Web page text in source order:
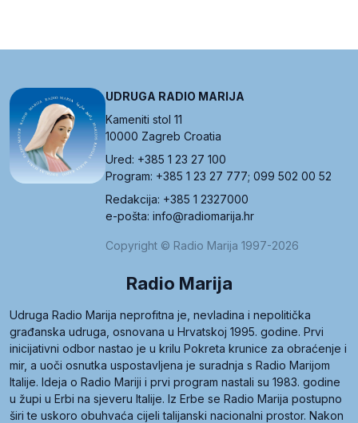
UDRUGA RADIO MARIJA
Kameniti stol 11
10000 Zagreb Croatia
Ured: +385 1 23 27 100
Program: +385 1 23 27 777; 099 502 00 52
Redakcija: +385 1 2327000
e-pošta: info@radiomarija.hr
Copyright © Radio Marija 1997-2026
Radio Marija
Udruga Radio Marija neprofitna je, nevladina i nepolitička
građanska udruga, osnovana u Hrvatskoj 1995. godine. Prvi
inicijativni odbor nastao je u krilu Pokreta krunice za obraćenje i
mir, a uoči osnutka uspostavljena je suradnja s Radio Marijom
Italije. Ideja o Radio Mariji i prvi program nastali su 1983. godine
u župi u Erbi na sjeveru Italije. Iz Erbe se Radio Marija postupno
širi te uskoro obuhvaća cijeli talijanski nacionalni prostor. Nakon